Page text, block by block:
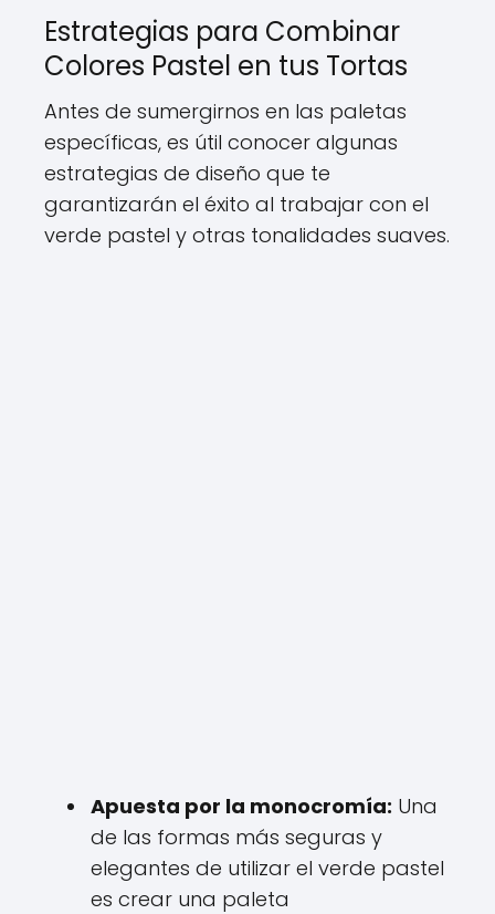
Estrategias para Combinar
Colores Pastel en tus Tortas
Antes de sumergirnos en las paletas
específicas, es útil conocer algunas
estrategias de diseño que te
garantizarán el éxito al trabajar con el
verde pastel y otras tonalidades suaves.
Apuesta por la monocromía: Una
de las formas más seguras y
elegantes de utilizar el verde pastel
es crear una paleta